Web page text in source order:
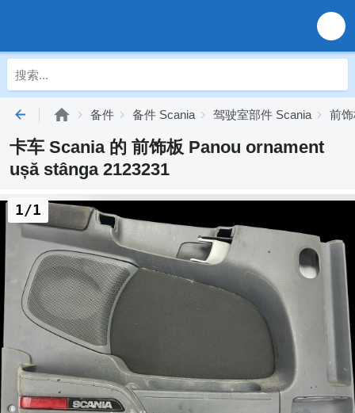
备件 备件 Scania 驾驶室部件 Scania 前
卡车 Scania 的 前饰板 Panou ornament
ușă stânga 2123231
1/1